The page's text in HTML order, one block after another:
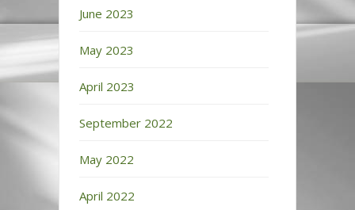
June 2023
May 2023
April 2023
September 2022
May 2022
April 2022